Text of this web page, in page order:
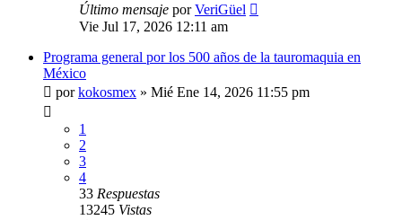
Último mensaje porVeriGüel
Vie Jul 17, 2026 12:11 am
Programa general por los 500 años de la tauromaquia en
México
porkokosmex » Mié Ene 14, 2026 11:55 pm
1
2
3
4
33 Respuestas
13245 Vistas